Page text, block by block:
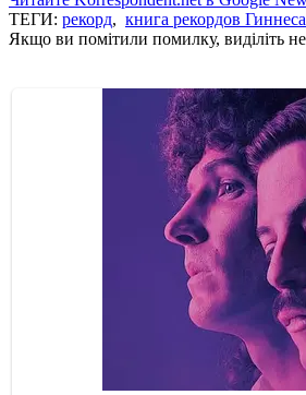
ТЕГИ: рекорд, книга рекордов Гиннеса
Якщо ви помітили помилку, виділіть